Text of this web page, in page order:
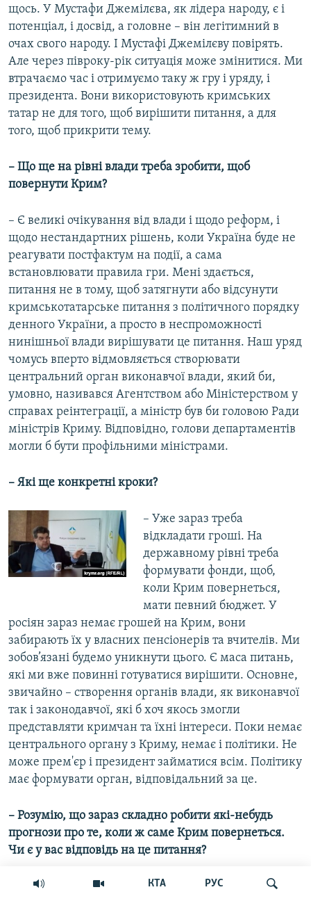
КТА РУС
щось. У Мустафи Джемілєва, як лідера народу, є і
потенціал, і досвід, а головне – він легітимний в
очах свого народу. І Мустафі Джемілєву повірять.
Але через півроку-рік ситуація може змінитися. Ми
втрачаємо час і отримуємо таку ж гру і уряду, і
президента. Вони використовують кримських
татар не для того, щоб вирішити питання, а для
того, щоб прикрити тему.
– Що ще на рівні влади треба зробити, щоб
повернути Крим?
– Є великі очікування від влади і щодо реформ, і
щодо нестандартних рішень, коли Україна буде не
реагувати постфактум на події, а сама
встановлювати правила гри. Мені здається,
питання не в тому, щоб затягнути або відсунути
кримськотатарське питання з політичного порядку
денного України, а просто в неспроможності
нинішньої влади вирішувати це питання. Наш уряд
чомусь вперто відмовляється створювати
центральний орган виконавчої влади, який би,
умовно, називався Агентством або Міністерством у
справах реінтеграції, а міністр був би головою Ради
міністрів Криму. Відповідно, голови департаментів
могли б бути профільними міністрами.
– Які ще конкретні кроки?
– Уже зараз треба
відкладати гроші. На
державному рівні треба
формувати фонди, щоб,
коли Крим повернеться,
мати певний бюджет. У
росіян зараз немає грошей на Крим, вони
забирають їх у власних пенсіонерів та вчителів. Ми
зобов’язані будемо уникнути цього. Є маса питань,
які ми вже повинні готуватися вирішити. Основне,
звичайно – створення органів влади, як виконавчої
так і законодавчої, які б хоч якось змогли
представляти кримчан та їхні інтереси. Поки немає
центрального органу з Криму, немає і політики. Не
може прем'єр і президент займатися всім. Політику
має формувати орган, відповідальний за це.
– Розумію, що зараз складно робити які-небудь
прогнози про те, коли ж саме Крим повернеться.
Чи є у вас відповідь на це питання?
– Я не готовий на цю тему говорити. Це станеться